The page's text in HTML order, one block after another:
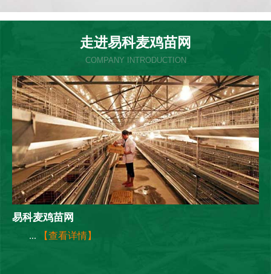
走进易科麦鸡苗网
COMPANY INTRODUCTION
易科麦鸡苗网
... 【查看详情】